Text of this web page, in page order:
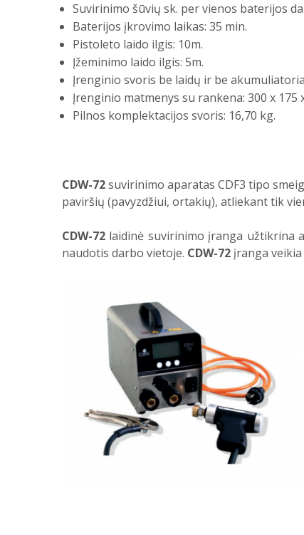
Suvirinimo šūvių sk. per vienos baterijos
Baterijos įkrovimo laikas: 35 min.
Pistoleto laido ilgis: 10m.
Įžeminimo laido ilgis: 5m.
Įrenginio svoris be laidų ir be
Įrenginio matmenys su rankena: 300 x 175
Pilnos komplektacijos svoris: 16,70 kg.
CDW-72suvirinimo aparatas CDF3 tipo
paviršių (pavyzdžiui, ortakių), atliekant tik
CDW-72 laidinė suvirinimo įranga užtikrina
naudotis darbo vietoje. CDW-72 įranga